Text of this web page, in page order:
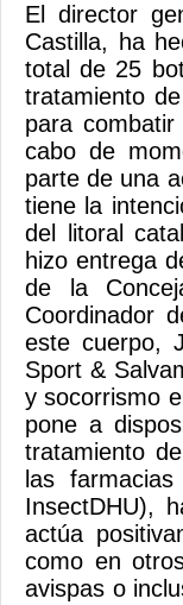
El director
Castilla, ha
total de 25
tratamiento
para
cabo de
parte de una
tiene la
del litoral
hizo entrega
de la
Coordinador
este cuerpo,
Sport &
y socorrismo
pone a
tratamiento
las
InsectDHU),
actúa
como en
avispas o